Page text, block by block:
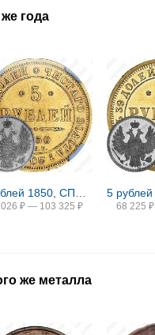
года
₽ — 103 325 ₽ 68 225 ₽
же металла